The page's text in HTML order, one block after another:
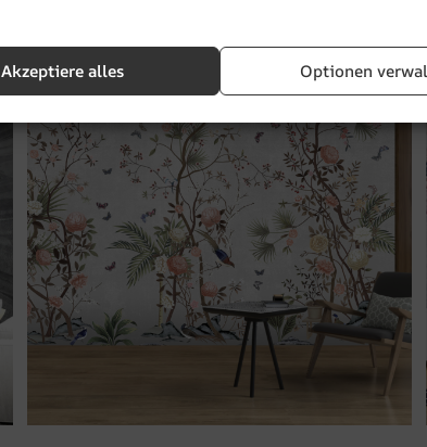
Akzeptiere alles Optionen
BEFÖRDERUNG!